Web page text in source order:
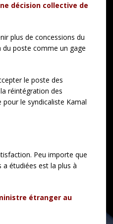
décision collective de
plus de concessions du
du poste comme un gage
le poste des
réintégration des
pour le syndicaliste Kamal
Peu importe que
a étudiées est la plus à
étranger au